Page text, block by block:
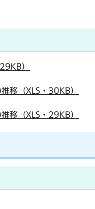
）
移（XLS・30KB）
移（XLS・29KB）